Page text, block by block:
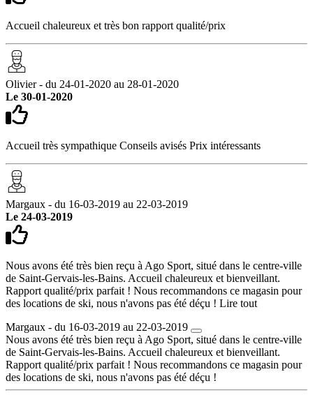
Accueil chaleureux et très bon rapport qualité/prix
Olivier - du 24-01-2020 au 28-01-2020
Le 30-01-2020
Accueil très sympathique Conseils avisés Prix intéressants
Margaux - du 16-03-2019 au 22-03-2019
Le 24-03-2019
Nous avons été très bien reçu à Ago Sport, situé dans le centre-ville
de Saint-Gervais-les-Bains. Accueil chaleureux et bienveillant.
Rapport qualité/prix parfait ! Nous recommandons ce magasin pour
des locations de ski, nous n'avons pas été déçu ! Lire tout
Margaux - du 16-03-2019 au 22-03-2019
Nous avons été très bien reçu à Ago Sport, situé dans le centre-ville
de Saint-Gervais-les-Bains. Accueil chaleureux et bienveillant.
Rapport qualité/prix parfait ! Nous recommandons ce magasin pour
des locations de ski, nous n'avons pas été déçu !